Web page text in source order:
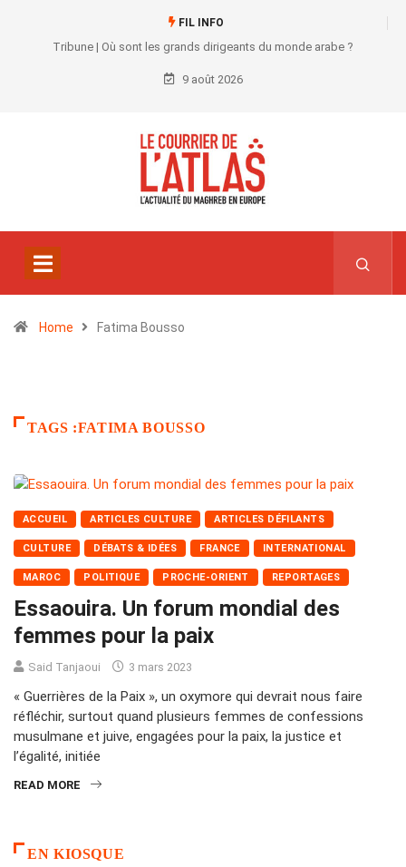
FIL INFO
Tribune | Où sont les grands dirigeants du monde arabe ?
9 août 2026
Home Fatima Bousso
TAGS :FATIMA BOUSSO
ACCUEIL ARTICLES CULTURE ARTICLES DÉFILANTS
CULTURE DÉBATS & IDÉES FRANCE INTERNATIONAL
MAROC POLITIQUE PROCHE-ORIENT REPORTAGES
Essaouira. Un forum mondial des
femmes pour la paix
Said Tanjaoui 3 mars 2023
« Guerrières de la Paix », un oxymore qui devrait nous faire
réfléchir, surtout quand plusieurs femmes de confessions
musulmane et juive, engagées pour la paix, la justice et
l’égalité, initiée
READ MORE
EN KIOSQUE